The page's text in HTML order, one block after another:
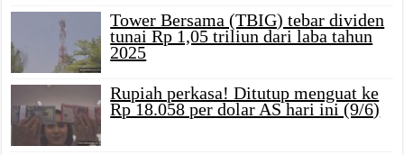
Tower Bersama (TBIG) tebar dividen
tunai Rp 1,05 triliun dari laba tahun
2025
Rupiah perkasa! Ditutup menguat ke
Rp 18.058 per dolar AS hari ini (9/6)